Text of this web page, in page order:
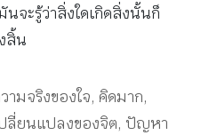
จะรู้ว่าสิ่งใดเกิดสิ่งนั้นก็
สิ้น
ามจริงของใจ,คิดมาก,
ลี่ยนแปลงของจิต, ปัญหา